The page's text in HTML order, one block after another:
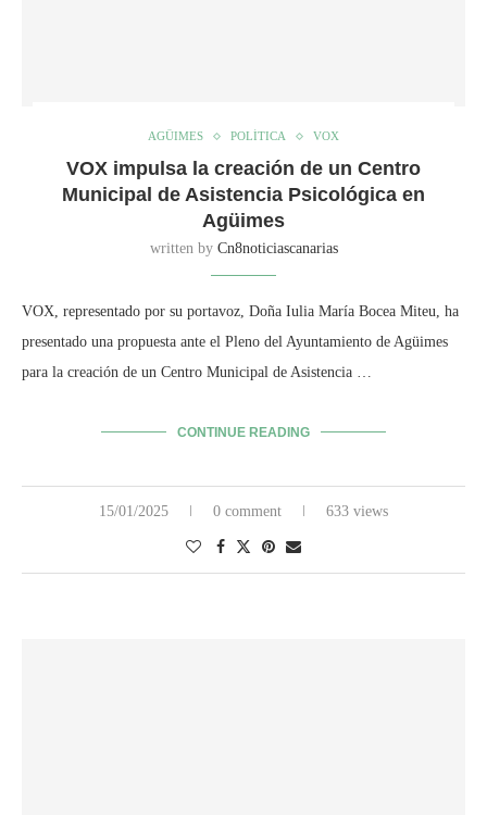
AGÜIMES POLÍTICA VOX
VOX impulsa la creación de un Centro
Municipal de Asistencia Psicológica en
Agüimes
written by Cn8noticiascanarias
VOX, representado por su portavoz, Doña Iulia María Bocea Miteu, ha
presentado una propuesta ante el Pleno del Ayuntamiento de Agüimes
para la creación de un Centro Municipal de Asistencia …
CONTINUE READING
15/01/2025 0 comment 633 views